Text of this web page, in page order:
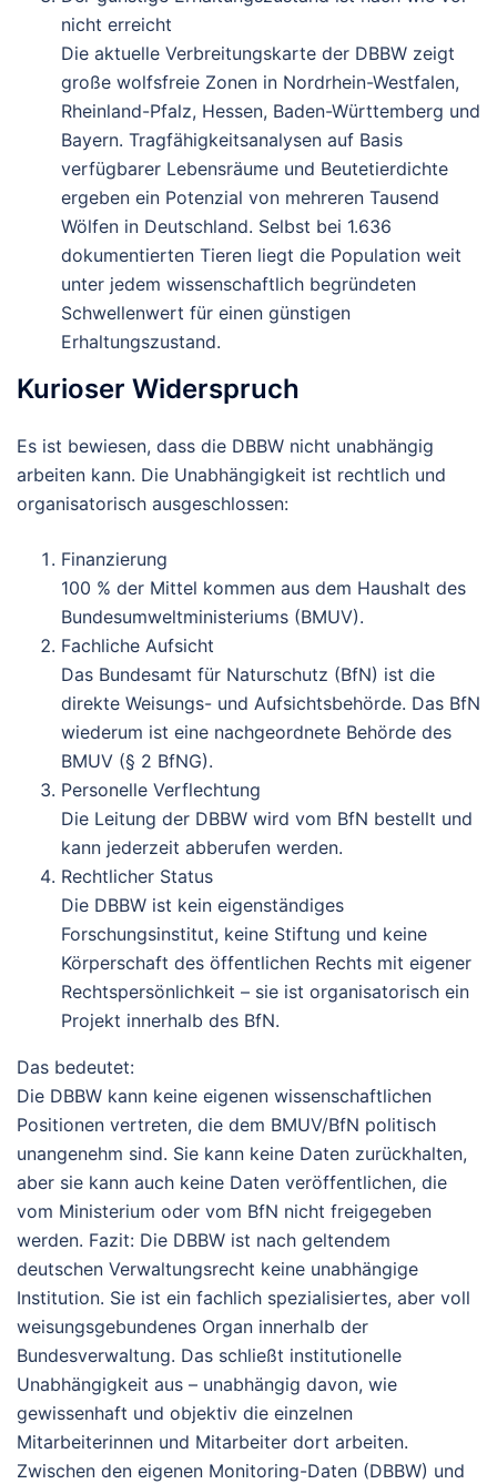
nicht erreicht
Die aktuelle Verbreitungskarte der DBBW zeigt
große wolfsfreie Zonen in Nordrhein-Westfalen,
Rheinland-Pfalz, Hessen, Baden-Württemberg und
Bayern. Tragfähigkeitsanalysen auf Basis
verfügbarer Lebensräume und Beutetierdichte
ergeben ein Potenzial von mehreren Tausend
Wölfen in Deutschland. Selbst bei 1.636
dokumentierten Tieren liegt die Population weit
unter jedem wissenschaftlich begründeten
Schwellenwert für einen günstigen
Erhaltungszustand.
Kurioser Widerspruch
Es ist bewiesen, dass die DBBW nicht unabhängig
arbeiten kann. Die Unabhängigkeit ist rechtlich und
organisatorisch ausgeschlossen:
Finanzierung
100 % der Mittel kommen aus dem Haushalt des
Bundesumweltministeriums (BMUV).
Fachliche Aufsicht
Das Bundesamt für Naturschutz (BfN) ist die
direkte Weisungs- und Aufsichtsbehörde. Das BfN
wiederum ist eine nachgeordnete Behörde des
BMUV (§ 2 BfNG).
Personelle Verflechtung
Die Leitung der DBBW wird vom BfN bestellt und
kann jederzeit abberufen werden.
Rechtlicher Status
Die DBBW ist kein eigenständiges
Forschungsinstitut, keine Stiftung und keine
Körperschaft des öffentlichen Rechts mit eigener
Rechtspersönlichkeit – sie ist organisatorisch ein
Projekt innerhalb des BfN.
Das bedeutet:
Die DBBW kann keine eigenen wissenschaftlichen
Positionen vertreten, die dem BMUV/BfN politisch
unangenehm sind. Sie kann keine Daten zurückhalten,
aber sie kann auch keine Daten veröffentlichen, die
vom Ministerium oder vom BfN nicht freigegeben
werden. Fazit: Die DBBW ist nach geltendem
deutschen Verwaltungsrecht keine unabhängige
Institution. Sie ist ein fachlich spezialisiertes, aber voll
weisungsgebundenes Organ innerhalb der
Bundesverwaltung. Das schließt institutionelle
Unabhängigkeit aus – unabhängig davon, wie
gewissenhaft und objektiv die einzelnen
Mitarbeiterinnen und Mitarbeiter dort arbeiten.
Zwischen den eigenen Monitoring-Daten (DBBW) und